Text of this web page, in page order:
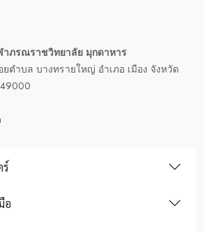
าภรณราชวิทยาลัย มุกดาหาร
ตำบล บางทรายใหญ่ อำเภอ เมือง จังหวัด
ร์
อ